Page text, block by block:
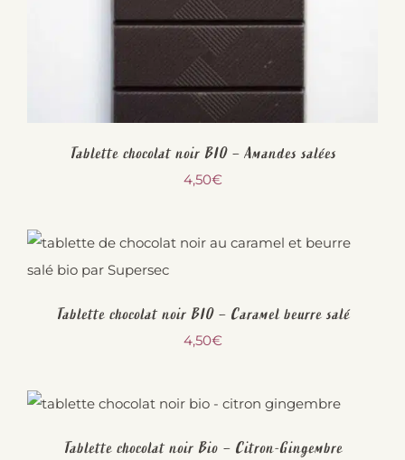
Tablette chocolat noir BIO – Amandes salées
4,50€
Tablette chocolat noir BIO – Caramel beurre salé
4,50€
Tablette chocolat noir Bio – Citron-Gingembre